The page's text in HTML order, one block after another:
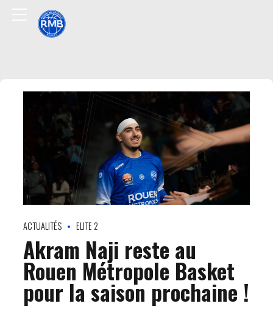
ACTUALITÉS ELITE 2
Akram Naji reste au
Rouen Métropole Basket
pour la saison prochaine !